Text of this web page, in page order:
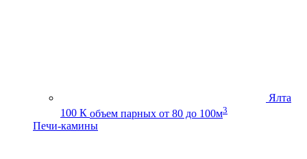
Ялта
100 К объем парных от 80 до 100м3
Печи-камины